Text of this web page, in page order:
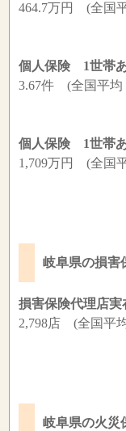
464.7万円 (全国
個人保険 1世帯
3.67件 (全国平均
個人保険 1世帯
1,709万円 (全国
岐阜県の
損害保険代理店
2,798店 (全国平
岐阜県の